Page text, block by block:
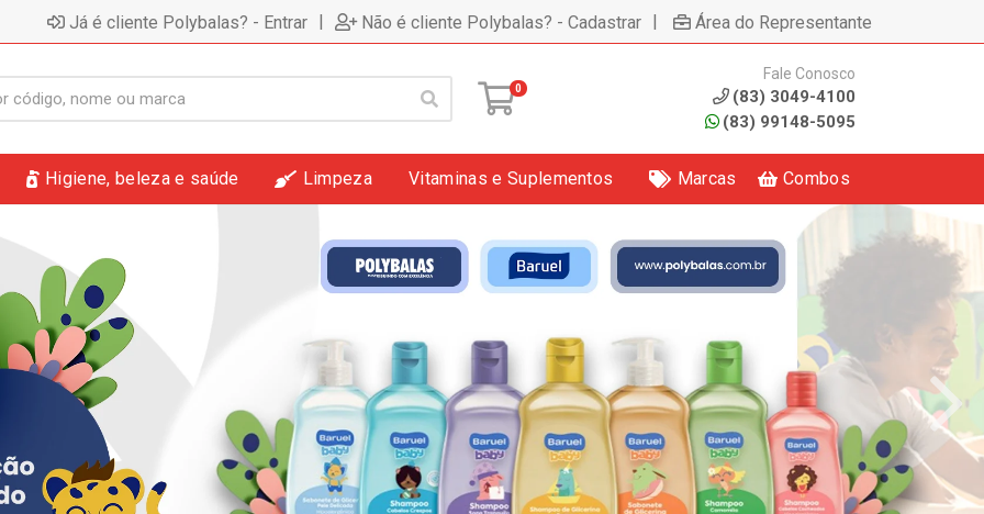
Já é cliente Polybalas? - Entrar | Não é cliente Polybalas? - Cadastrar | Área do Representante
0
Fale Conosco
(83) 3049-4100
(83) 99148-5095
Higiene, beleza e saúde Limpeza Vitaminas e Suplementos Marcas Combos